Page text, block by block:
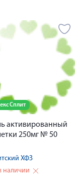
Сплит
активированный
250мг № 50
ХФЗ
наличии